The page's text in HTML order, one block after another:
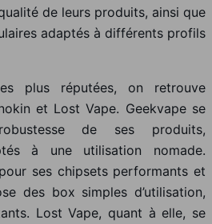
de leurs produits, ainsi que
adaptés à différents profils
plus réputées, on retrouve
et Lost Vape. Geekvape se
de ses produits,
à une utilisation nomade.
ses chipsets performants et
des box simples d’utilisation,
Lost Vape, quant à elle, se